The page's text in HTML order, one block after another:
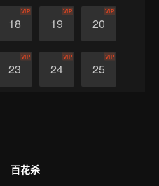
18
VIP
19
VIP
20
VIP
23
VIP
24
VIP
25
VIP
百花杀